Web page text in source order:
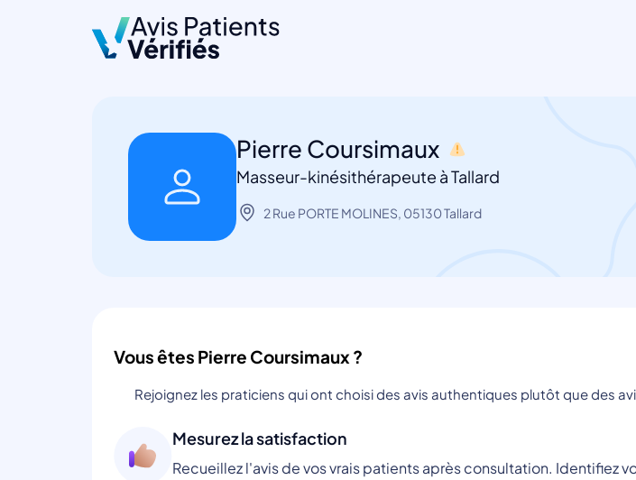
Pierre Coursimaux
Masseur-kinésithérapeute à Tallard
2 Rue PORTE MOLINES, 05130 Tallard
Vous êtes Pierre Coursimaux ?
Rejoignez les praticiens qui ont choisi des avis authentiques plutôt que des
Mesurez la satisfaction
Recueillez l'avis de vos vrais patients après consultation. Identifiez